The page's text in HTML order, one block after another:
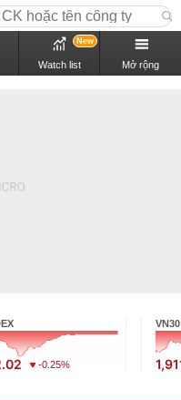
Watch list
New
Mở rộng
-0.25%
VN30